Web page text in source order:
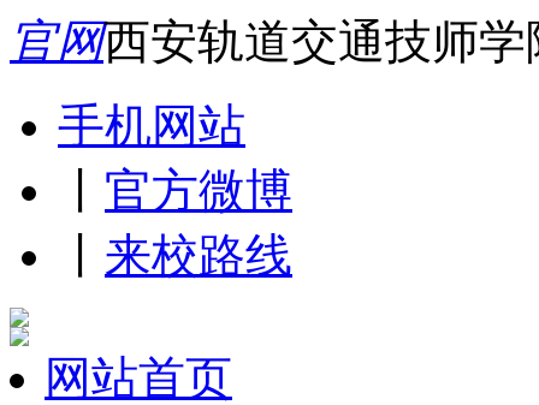
官网西安轨道交通技师
手机网站
官方微博
来校路线
网站首页